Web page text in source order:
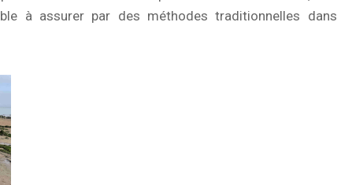
à assurer par des méthodes traditionnelles